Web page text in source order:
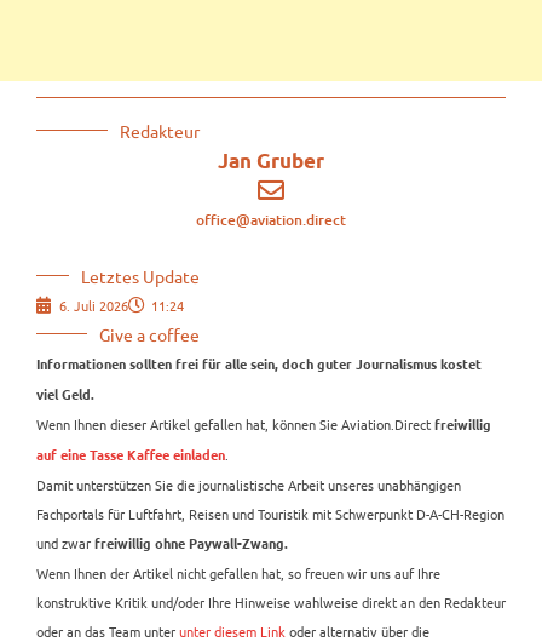
Redakteur
Jan Gruber
office@aviation.direct
Letztes Update
6. Juli 2026 11:24
Give a coffee
Informationen sollten frei für alle sein, doch guter Journalismus kostet
viel Geld.
Wenn Ihnen dieser Artikel gefallen hat, können Sie Aviation.Direct freiwillig
auf eine Tasse Kaffee einladen
Damit unterstützen Sie die journalistische Arbeit unseres unabhängigen
Fachportals für Luftfahrt, Reisen und Touristik mit Schwerpunkt D-A-CH-Region
und zwar freiwillig ohne Paywall-Zwang.
Wenn Ihnen der Artikel nicht gefallen hat, so freuen wir uns auf Ihre
konstruktive Kritik und/oder Ihre Hinweise wahlweise direkt an den Redakteur
oder an das Team unterunter diesem Link oder alternativ über die